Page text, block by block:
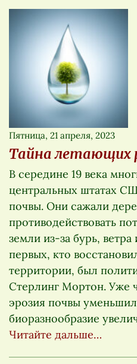
Пятница, 21 апреля, 2023
Тайна летающих
В середине 19 века
центральных штатах
почвы. Они сажали
противодействовать
земли из-за бурь,
первых, кто
территории, был
Стерлинг Мортон. Уже
эрозия почвы
биоразнообразие
Читайте дальше…